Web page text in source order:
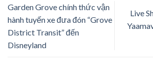
Garden Grove chính thức vận
hành tuyến xe đưa đón “Grove
District Transit” đến
Disneyland
Live